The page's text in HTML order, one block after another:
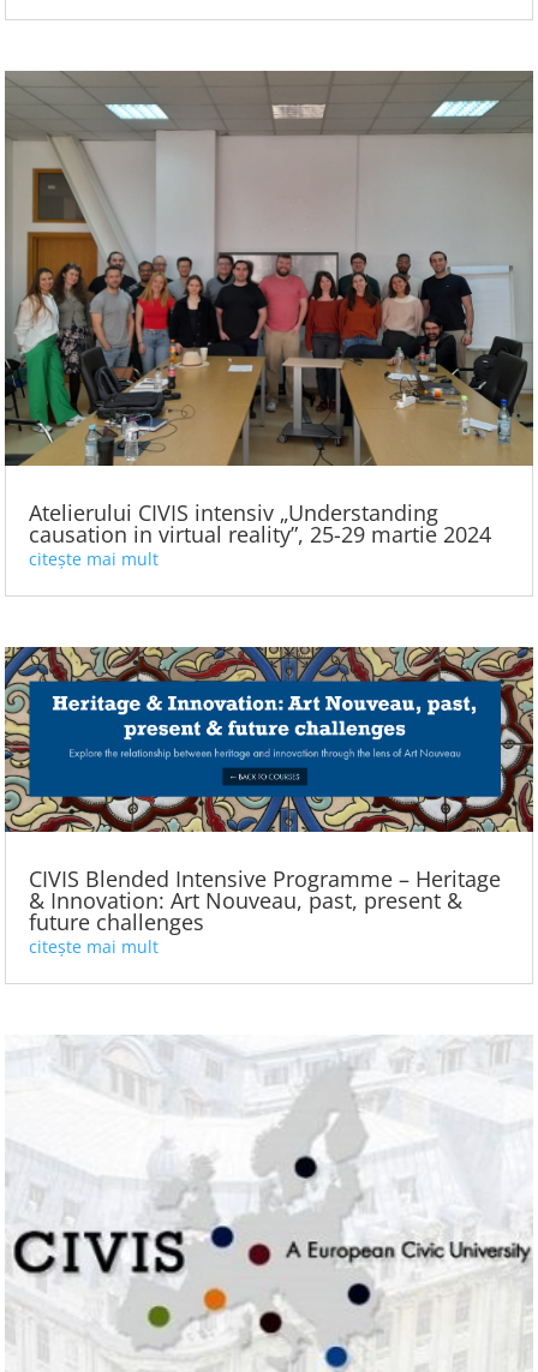
Atelierului CIVIS intensiv „Understanding
causation in virtual reality”, 25-29 martie 2024
citește mai mult
CIVIS Blended Intensive Programme – Heritage
& Innovation: Art Nouveau, past, present &
future challenges
citește mai mult